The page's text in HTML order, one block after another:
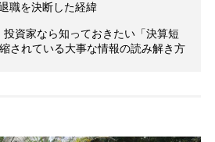
職を決断した経緯
投資家なら知っておきたい「決算短
されている大事な情報の読み解き方